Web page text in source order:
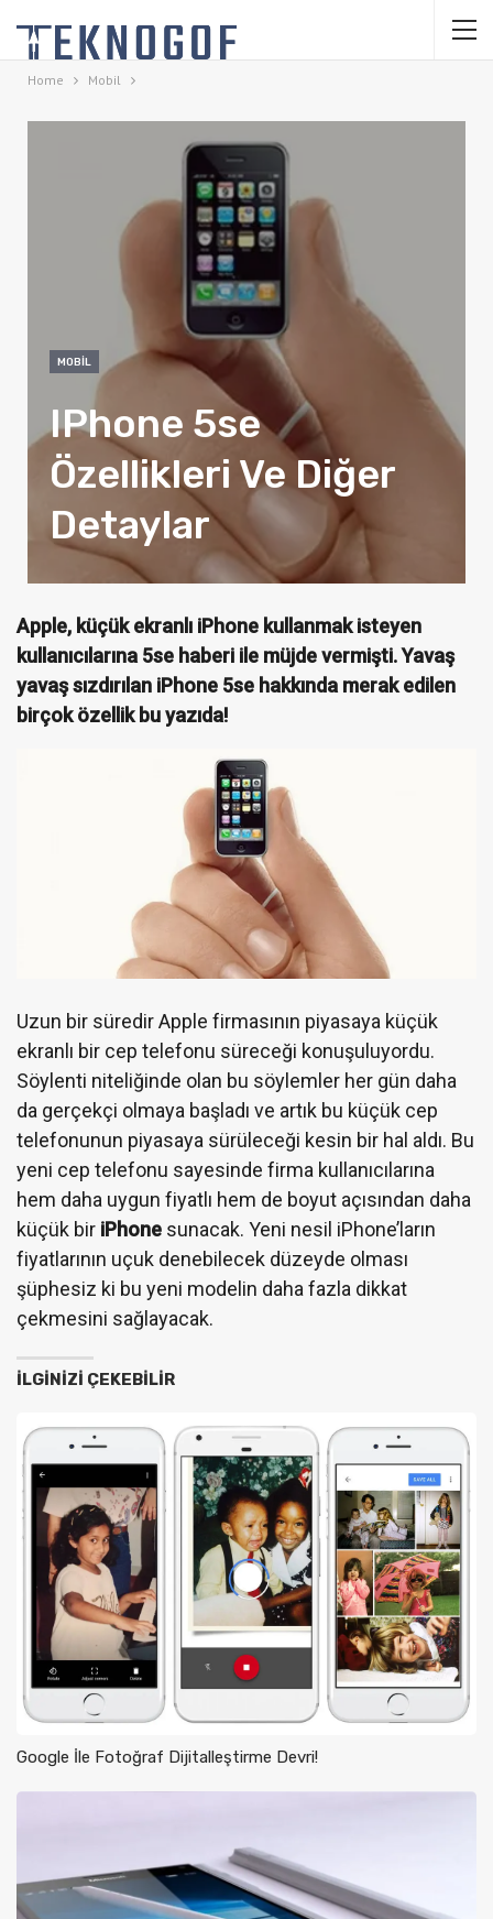
Home Mobil
MOBIL
IPhone 5se
Özellikleri Ve Diğer
Detaylar
Apple, küçük ekranlı iPhone kullanmak isteyen
kullanıcılarına 5se haberi ile müjde vermişti. Yavaş
yavaş sızdırılan iPhone 5se hakkında merak edilen
birçok özellik bu yazıda!
Uzun bir süredir Apple firmasının piyasaya küçük
ekranlı bir cep telefonu süreceği konuşuluyordu.
Söylenti niteliğinde olan bu söylemler her gün daha
da gerçekçi olmaya başladı ve artık bu küçük cep
telefonunun piyasaya sürüleceği kesin bir hal aldı. Bu
yeni cep telefonu sayesinde firma kullanıcılarına
hem daha uygun fiyatlı hem de boyut açısından daha
küçük bir iPhone sunacak. Yeni nesil iPhone’ların
fiyatlarının uçuk denebilecek düzeyde olması
şüphesiz ki bu yeni modelin daha fazla dikkat
çekmesini sağlayacak.
İLGINIZI ÇEKEBILIR
Google İle Fotoğraf Dijitalleştirme Devri!